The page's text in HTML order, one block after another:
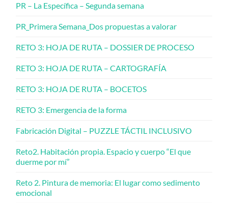
PR – La Específica – Segunda semana
PR_Primera Semana_Dos propuestas a valorar
RETO 3: HOJA DE RUTA – DOSSIER DE PROCESO
RETO 3: HOJA DE RUTA – CARTOGRAFÍA
RETO 3: HOJA DE RUTA – BOCETOS
RETO 3: Emergencia de la forma
Fabricación Digital – PUZZLE TÁCTIL INCLUSIVO
Reto2. Habitación propia. Espacio y cuerpo “El que
duerme por mí”
Reto 2. Pintura de memoria: El lugar como sedimento
emocional